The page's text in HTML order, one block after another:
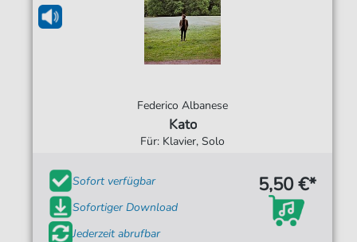
Federico Albanese
Kato
Für: Klavier, Solo
Sofort verfügbar
Sofortiger Download
Jederzeit abrufbar
5,50 €*